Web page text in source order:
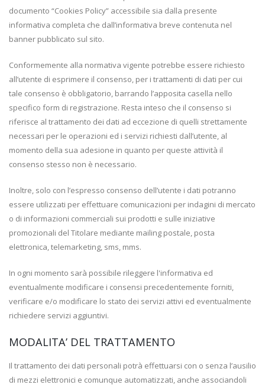
documento “Cookies Policy” accessibile sia dalla presente
informativa completa che dall’informativa breve contenuta nel
banner pubblicato sul sito.
Conformemente alla normativa vigente potrebbe essere richiesto
all’utente di esprimere il consenso, per i trattamenti di dati per cui
tale consenso è obbligatorio, barrando l’apposita casella nello
specifico form di registrazione. Resta inteso che il consenso si
riferisce al trattamento dei dati ad eccezione di quelli strettamente
necessari per le operazioni ed i servizi richiesti dall’utente, al
momento della sua adesione in quanto per queste attività il
consenso stesso non è necessario.
Inoltre, solo con l’espresso consenso dell’utente i dati potranno
essere utilizzati per effettuare comunicazioni per indagini di mercato
o di informazioni commerciali sui prodotti e sulle iniziative
promozionali del Titolare mediante mailing postale, posta
elettronica, telemarketing, sms, mms.
In ogni momento sarà possibile rileggere l'informativa ed
eventualmente modificare i consensi precedentemente forniti,
verificare e/o modificare lo stato dei servizi attivi ed eventualmente
richiedere servizi aggiuntivi.
MODALITA’ DEL TRATTAMENTO
Il trattamento dei dati personali potrà effettuarsi con o senza l’ausilio
di mezzi elettronici e comunque automatizzati, anche associandoli